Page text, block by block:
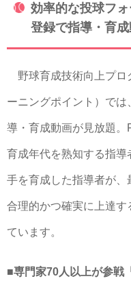
効率的な投球フ
登録で指導・育
野球育成技術向上プロ
ーニングポイント）で
導・育成動画が見放題
育成年代を熟知する指
手を育成した指導者が、
合理的かつ確実に上達す
ています。
■専門家70人以上が参戦